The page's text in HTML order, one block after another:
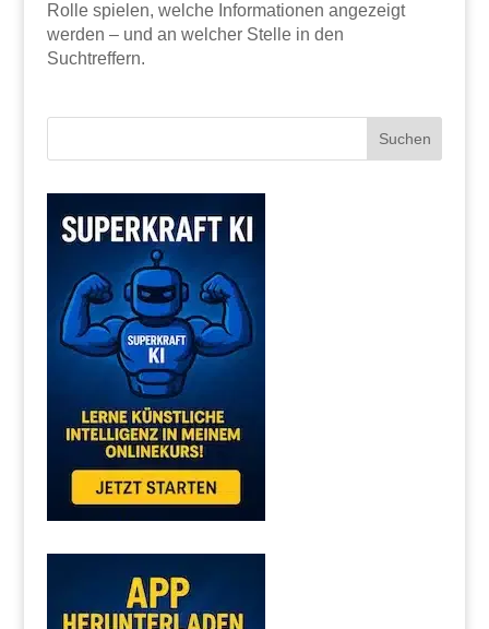
Rolle spielen, welche Informationen angezeigt
werden – und an welcher Stelle in den
Suchtreffern.